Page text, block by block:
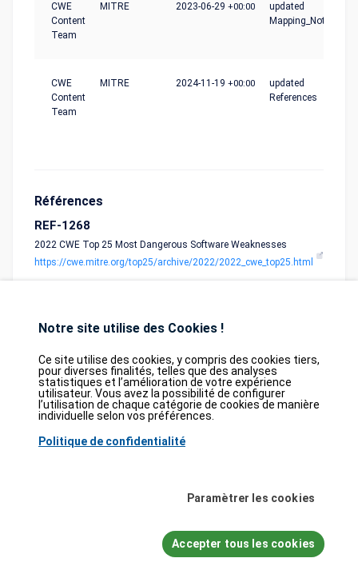
CWE
Content
Team
MITRE 2023-06-29 +00:00
updated
Mapping_Notes
CWE
Content
Team
MITRE 2024-11-19 +00:00
updated
References
Références
REF-1268
2022 CWE Top 25 Most Dangerous Software Weaknesses
https://cwe.mitre.org/top25/archive/2022/2022_cwe_top25.html
tesweb SA
Database
Partners
GDPR Contact Purchase
des vulnérabilités activement exploitées (KEV) provient de laCybersecurity
. Enfin, les données relatives aux faiblesses logicielles
(CWE) et aux schémas d'attaque courants (CAPEC) sont maintenues par
, et les informations sur les configurations logicielles et
Notre site utilise des Cookies !
Ce site utilise des cookies, y compris des cookies tiers,
pour diverses finalités, telles que des analyses
statistiques et l’amélioration de votre expérience
utilisateur. Vous avez la possibilité de configurer
l’utilisation de chaque catégorie de cookies de manière
individuelle selon vos préférences.
Politique de confidentialité
Paramètrer les cookies
Accepter tous les cookies